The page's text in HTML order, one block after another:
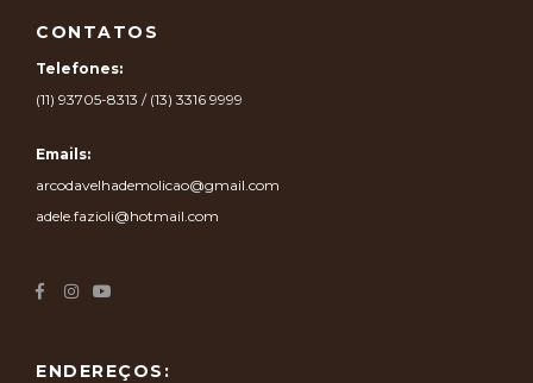
CONTATOS
Telefones:
(11) 93705-8313 / (13) 3316 9999
Emails:
arcodavelhademolicao@gmail.com
adele.fazioli@hotmail.com
ENDEREÇOS: